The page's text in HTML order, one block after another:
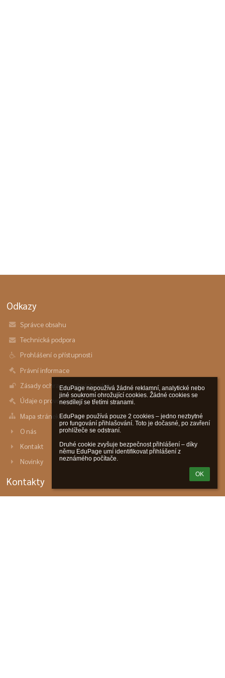
EduPage nepoužívá žádné reklamní, analytické nebo
jiné soukromí ohrožující cookies. Žádné cookies se
nesdílejí se třetími stranami.
EduPage používá pouze 2 cookies – jedno nezbytné
pro fungování přihlašování. Toto je dočasné, po zavření
prohlížeče se odstraní.
Druhé cookie zvyšuje bezpečnost přihlášení – díky
němu EduPage umí identifikovat přihlášení z
neznámého počítače.
OK
Odkazy
Správce obsahu
Technická podpora
Prohlášení o přístupnosti
Právní informace
Zásady ochrany osobních údajů
Údaje o provozovateli
Mapa stránek
O nás
Kontakt
Novinky
Kontakty